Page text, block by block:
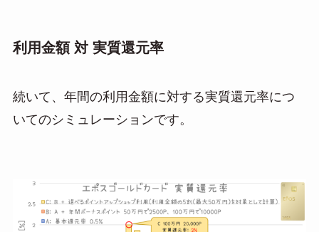
利用金額 対 実質還元率
続いて、年間の利用金額に対する実質還元率につ
いてのシミュレーションです。